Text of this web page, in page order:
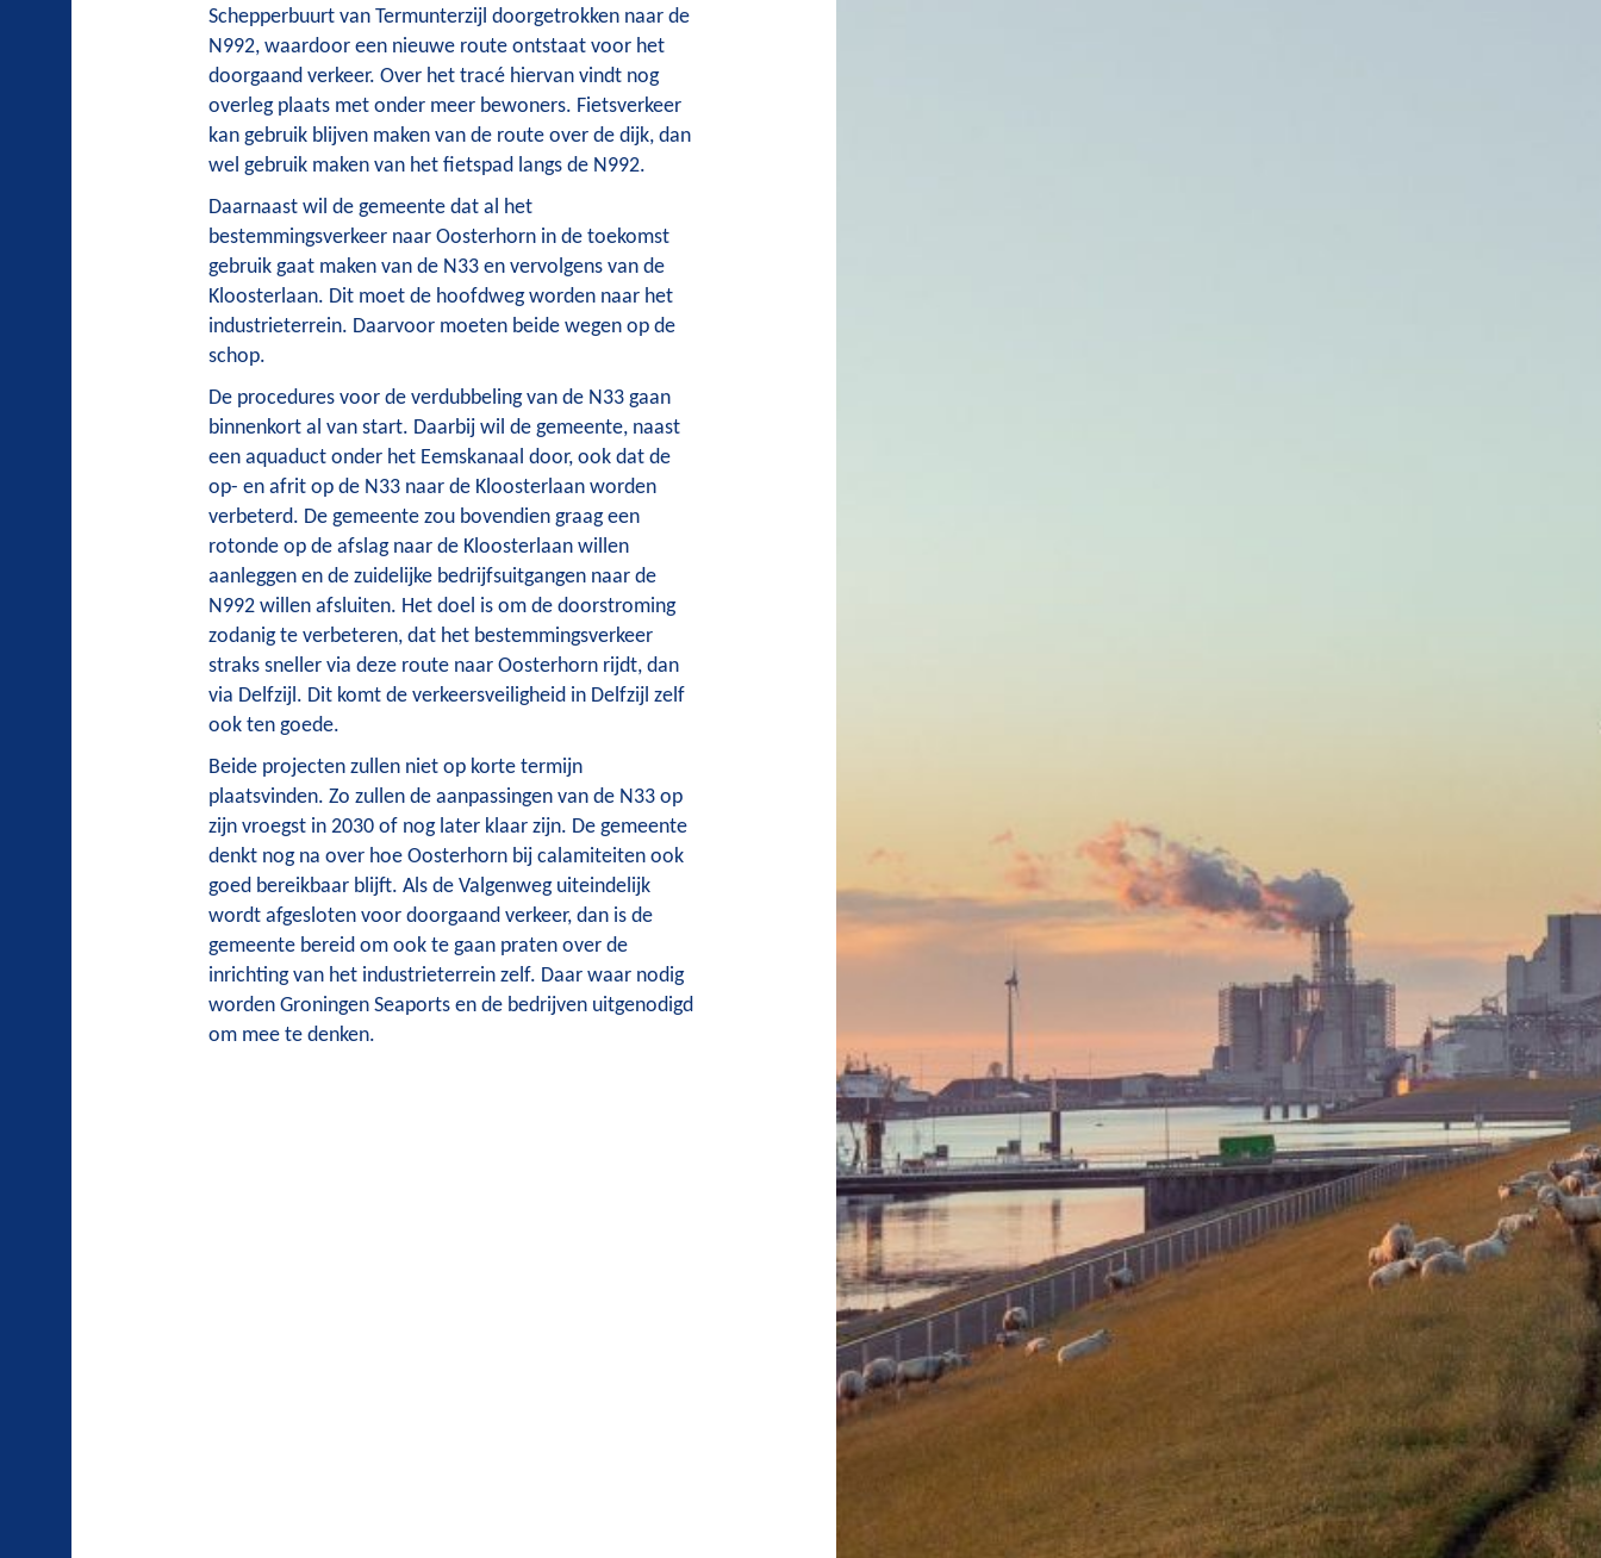
Schepperbuurt van Termunterzijl doorgetrokken naar de
N992, waardoor een nieuwe route ontstaat voor het
doorgaand verkeer. Over het tracé hiervan vindt nog
overleg plaats met onder meer bewoners. Fietsverkeer
kan gebruik blijven maken van de route over de dijk, dan
wel gebruik maken van het fietspad langs de N992.
Daarnaast wil de gemeente dat al het
bestemmingsverkeer naar Oosterhorn in de toekomst
gebruik gaat maken van de N33 en vervolgens van de
Kloosterlaan. Dit moet de hoofdweg worden naar het
industrieterrein. Daarvoor moeten beide wegen op de
schop.
De procedures voor de verdubbeling van de N33 gaan
binnenkort al van start. Daarbij wil de gemeente, naast
een aquaduct onder het Eemskanaal door, ook dat de
op- en afrit op de N33 naar de Kloosterlaan worden
verbeterd. De gemeente zou bovendien graag een
rotonde op de afslag naar de Kloosterlaan willen
aanleggen en de zuidelijke bedrijfsuitgangen naar de
N992 willen afsluiten. Het doel is om de doorstroming
zodanig te verbeteren, dat het bestemmingsverkeer
straks sneller via deze route naar Oosterhorn rijdt, dan
via Delfzijl. Dit komt de verkeersveiligheid in Delfzijl zelf
ook ten goede.
Beide projecten zullen niet op korte termijn
plaatsvinden. Zo zullen de aanpassingen van de N33 op
zijn vroegst in 2030 of nog later klaar zijn. De gemeente
denkt nog na over hoe Oosterhorn bij calamiteiten ook
goed bereikbaar blijft. Als de Valgenweg uiteindelijk
wordt afgesloten voor doorgaand verkeer, dan is de
gemeente bereid om ook te gaan praten over de
inrichting van het industrieterrein zelf. Daar waar nodig
worden Groningen Seaports en de bedrijven uitgenodigd
om mee te denken.